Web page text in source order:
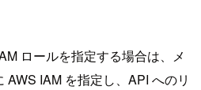
ロールを指定する場合は、メ
AWS IAM を指定し、API へのリ